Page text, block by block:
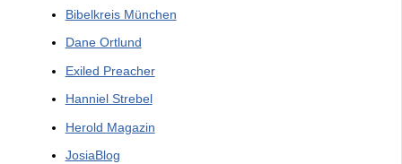
Bibelkreis München
Dane Ortlund
Exiled Preacher
Hanniel Strebel
Herold Magazin
JosiaBlog